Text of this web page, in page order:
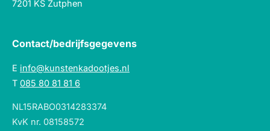
7201 KS Zutphen
Contact/bedrijfsgegevens
E info@kunstenkadootjes.nl
T 085 80 81 81 6
NL15RABO0314283374
KvK nr. 08158572